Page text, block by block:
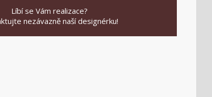
Líbí se Vám realizace?
nezávazně naší designérku!